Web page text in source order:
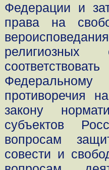
Федерации и
права на
религиозных
противоречия
закону
субъектов
вопросам
совести и